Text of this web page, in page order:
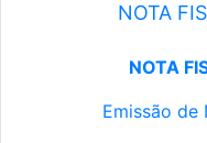
NOTA
NOTA
Emissão de